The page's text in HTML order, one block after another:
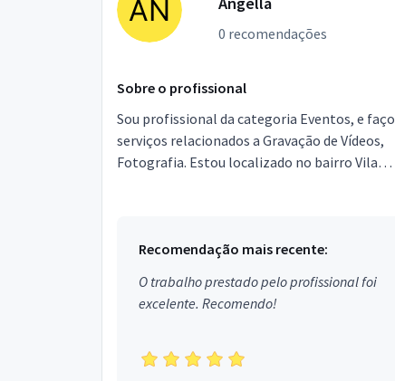
0 recomendações
Sobre o profissional
Sou profissional da categoria Eventos, e faço
serviços relacionados a Gravação de Vídeos,
Fotografia. Estou localizado no bairro Vila
Recomendação mais recente:
O trabalho prestado pelo profissional foi
excelente. Recomendo!